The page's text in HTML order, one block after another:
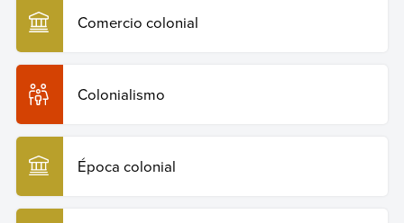
Comercio colonial
Colonialismo
Época colonial